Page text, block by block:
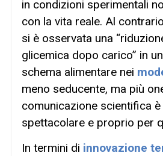
in condizioni sperimentali
con la vita reale. Al
si è osservata una
glicemica dopo carico” in
schema alimentare nei
meno seducente, ma più
comunicazione scientifica
spettacolare e proprio per
In termini di innovazione